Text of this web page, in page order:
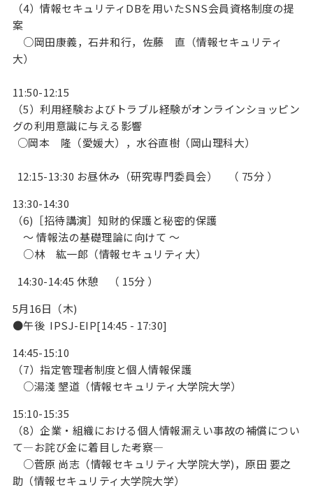
（4）情報セキュリティDBを用いたSNS会員資格制度の提
案
○岡田康義，石井和行，佐藤 直（情報セキュリティ
大）
11:50-12:15
（5）利用経験およびトラブル経験がオンラインショッピン
グの利用意識に与える影響
○岡本 隆（愛媛大），水谷直樹（岡山理科大）
12:15-13:30 お昼休み（研究専門委員会） （ 75分 ）
13:30-14:30
（6)［招待講演］知財的保護と秘密的保護
～ 情報法の基礎理論に向けて ～
○林 紘一郎（情報セキュリティ大）
14:30-14:45 休憩 （ 15分 ）
5月16日（木)
●午後 IPSJ-EIP[14:45 - 17:30]
14:45-15:10
（7）指定管理者制度と個人情報保護
○湯淺 墾道（情報セキュリティ大学院大学）
15:10-15:35
（8）企業・組織における個人情報漏えい事故の補償につい
て—お詫び金に着目した考察—
○菅原 尚志（情報セキュリティ大学院大学)，原田 要之
助（情報セキュリティ大学院大学）